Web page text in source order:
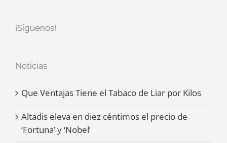
¡Síguenos!
Noticias
Que Ventajas Tiene el Tabaco de Liar por Kilos
Altadis eleva en diez céntimos el precio de
‘Fortuna’ y ‘Nobel’